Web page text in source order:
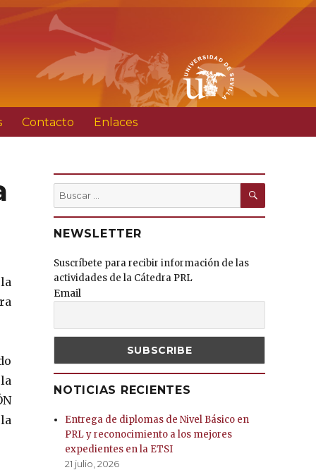
Contacto Enlaces
Buscar
por:
BUSCAR
NEWSLETTER
Suscríbete para recibir información de las
actividades de la Cátedra PRL
Email
NOTICIAS RECIENTES
Entrega de diplomas de Nivel Básico en
PRL y reconocimiento a los mejores
expedientes en la ETSI
21 julio, 2026